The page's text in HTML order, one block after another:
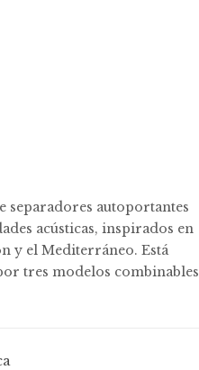
separadores autoportantes
acústicas, inspirados en
y el Mediterráneo. Está
tres modelos combinables